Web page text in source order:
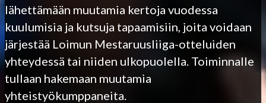
lähettämään muutamia kertoja vuodessa
kuulumisia ja kutsuja tapaamisiin, joita voidaan
järjestää Loimun Mestaruusliiga-otteluiden
yhteydessä tai niiden ulkopuolella. Toiminnalle
tullaan hakemaan muutamia
yhteistyökumppaneita.